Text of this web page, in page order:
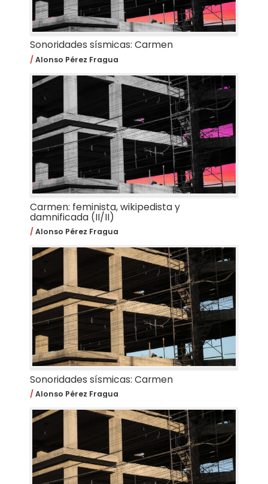
Sonoridades sísmicas: Carmen
Alonso Pérez Fragua
Carmen: feminista, wikipedista y
damnificada (II/II)
Alonso Pérez Fragua
Sonoridades sísmicas: Carmen
Alonso Pérez Fragua